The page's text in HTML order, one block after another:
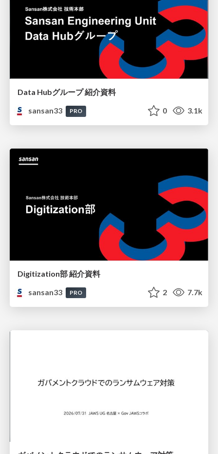
Data Hubグループ 紹介資料
sansan33
PRO 0 3.1k
Digitization部 紹介資料
sansan33
PRO 2 7.7k